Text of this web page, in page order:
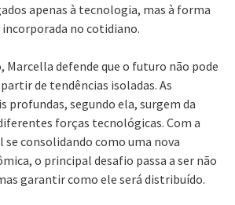
apenas à tecnologia, mas à forma
no cotidiano.
Marcella defende que o futuro não pode
de tendências isoladas. As
profundas, segundo ela, surgem da
forças tecnológicas. Com a
consolidando como uma nova
o principal desafio passa a ser não
garantir como ele será distribuído.